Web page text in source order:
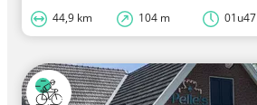
44,9 km 104 m 01u47